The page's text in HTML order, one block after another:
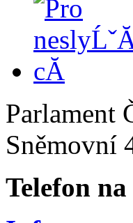
Parlament
Sněmovní
Telefon